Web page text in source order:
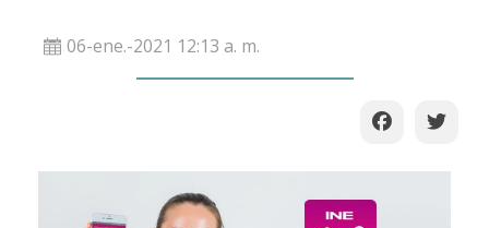
06-ene.-2021 12:13 a. m.